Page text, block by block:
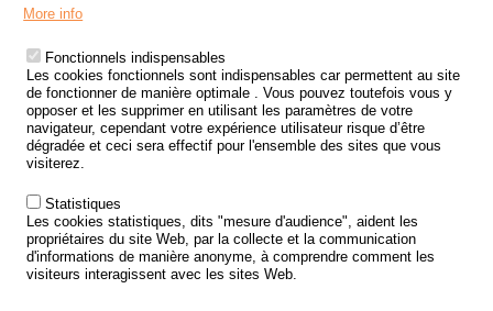
Menu
Footer
LES SITES PUBLICS
ÉTAT DE L’INSÉCURITÉ ROUTIÈRE
TRAITEMENT DES DONNÉES PERSONNELLES DES ACCIDENTS DE
LA ROUTE
ETUDES ET RECHERCHES
APPEL À PROJETS
POLITIQUE DE SÉCURITÉ ROUTIÈRE
Outils
AGENDA
More info
Fonctionnels indispensables
Les cookies fonctionnels sont indispensables car permettent au site
de fonctionner de manière optimale . Vous pouvez toutefois vous y
opposer et les supprimer en utilisant les paramètres de votre
navigateur, cependant votre expérience utilisateur risque d’être
dégradée et ceci sera effectif pour l'ensemble des sites que vous
visiterez.
Statistiques
Les cookies statistiques, dits "mesure d'audience", aident les
propriétaires du site Web, par la collecte et la communication
d'informations de manière anonyme, à comprendre comment les
visiteurs interagissent avec les sites Web.